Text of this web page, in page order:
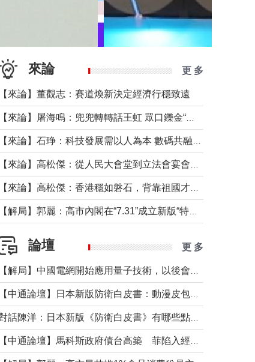
來論 更 多
【來論】董觀志：賽道煥新決定經濟行穩致遠
論壇 更 多